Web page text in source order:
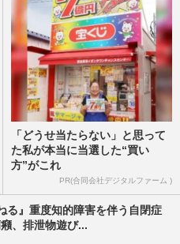
「どうせ当たらない」と思って
た私が本当に当選した“買い
方”がこれ
PR(合同会社デジタルファーム )
る』重度知的障害を伴う自閉症
、排泄物遊び...